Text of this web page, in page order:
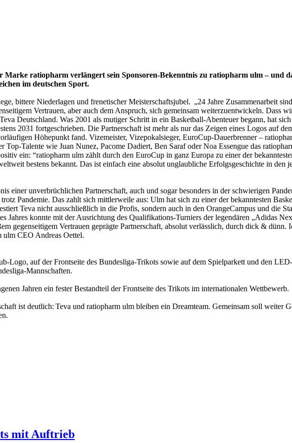
Marke ratiopharm verlängert sein Sponsoren-Bekenntnis zu ratiopharm ulm – und
im deutschen Sport.
bittere Niederlagen und frenetischer Meisterschaftsjubel. „24 Jahre Zusammenarbeit
Vertrauen, aber auch dem Anspruch, sich gemeinsam weiterzuentwickeln. Dass
Deutschland. Was 2001 als mutiger Schritt in ein Basketball-Abenteuer begann, hat
2031 fortgeschrieben. Die Partnerschaft ist mehr als nur das Zeigen eines Logos auf
Höhepunkt fand. Vizemeister, Vizepokalsieger, EuroCup-Dauerbrenner –
Top-Talente wie Juan Nunez, Pacome Dadiert, Ben Saraf oder Noa Essengue das
ein: “ratiopharm ulm zählt durch den EuroCup in ganz Europa zu einer der
bestens bekannt. Das ist einfach eine absolut unglaubliche Erfolgsgeschichte in den
einer unverbrüchlichen Partnerschaft, auch und sogar besonders in der schwierigen
Pandemie. Das zahlt sich mittlerweile aus: Ulm hat sich zu einer der bekanntesten
Teva nicht ausschließlich in die Profis, sondern auch in den OrangeCampus und die
Jahres konnte mit der Ausrichtung des Qualifikations-Turniers der legendären „Adidas
gegenseitigem Vertrauen geprägte Partnerschaft, absolut verlässlich, durch dick &
ulm CEO Andreas Oettel.
Logo, auf der Frontseite des Bundesliga-Trikots sowie auf dem Spielparkett und den
Mannschaften.
Jahren ein fester Bestandteil der Frontseite des Trikots im internationalen Wettbewerb.
ist deutlich: Teva und ratiopharm ulm bleiben ein Dreamteam. Gemeinsam soll weiter
mit Auftrieb